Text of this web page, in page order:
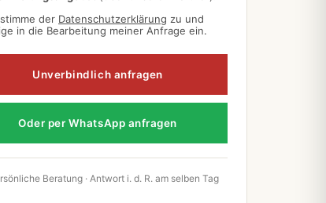
der Datenschutzerklärung zu und
in die Bearbeitung meiner Anfrage ein.
Unverbindlich anfragen
Oder per WhatsApp anfragen
Beratung · Antwort i. d. R. am selben Tag